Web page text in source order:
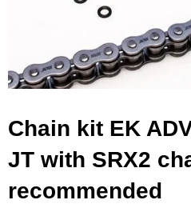
Chain kit EK
JT with SRX2
recommended